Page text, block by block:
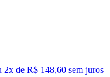
2x de R$ 148,60 sem juros